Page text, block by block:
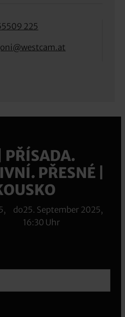
225
PŘÍSADA.
PŘESNÉ |
do25. September 2025,
16:30 Uhr